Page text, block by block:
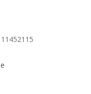
11452115